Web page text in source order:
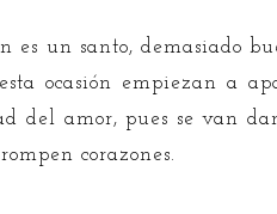
es un santo, demasiado
ocasión empiezan a
del amor, pues se van
corazones.